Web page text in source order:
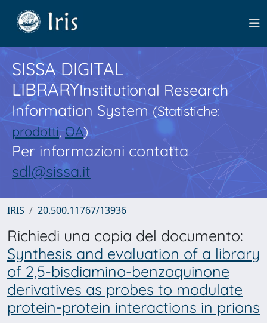
SISSA DIGITAL
LIBRARYInstitutional Research
Information System(Statistiche:
prodotti,OA)
Per informazioni contatta
sdl@sissa.it
IRIS 20.500.11767/13936
Richiedi una copia del documento:
Synthesis and evaluation of a library
of 2,5-bisdiamino-benzoquinone
derivatives as probes to modulate
protein-protein interactions in prions